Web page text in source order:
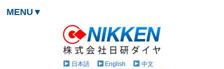
MENU▼
日本語 English 中文